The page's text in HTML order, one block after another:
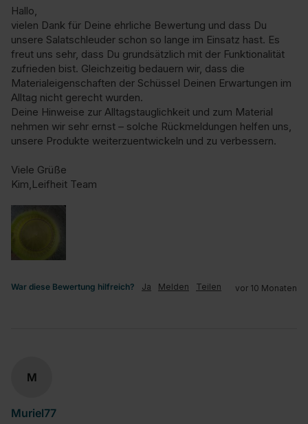
Hallo,
vielen Dank für Deine ehrliche Bewertung und dass Du
unsere Salatschleuder schon so lange im Einsatz hast. Es
freut uns sehr, dass Du grundsätzlich mit der Funktionalität
zufrieden bist. Gleichzeitig bedauern wir, dass die
Materialeigenschaften der Schüssel Deinen Erwartungen im
Alltag nicht gerecht wurden.
Deine Hinweise zur Alltagstauglichkeit und zum Material
nehmen wir sehr ernst – solche Rückmeldungen helfen uns,
unsere Produkte weiterzuentwickeln und zu verbessern.
Viele Grüße
Kim,Leifheit Team
War diese Bewertung hilfreich? Ja Melden Teilen vor 10 Monaten
M
Muriel77